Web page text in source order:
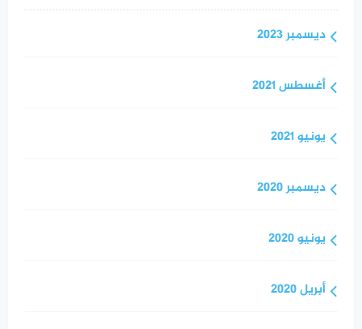
ديسمبر 2023
أغسطس 2021
يونيو 2021
ديسمبر 2020
يونيو 2020
أبريل 2020